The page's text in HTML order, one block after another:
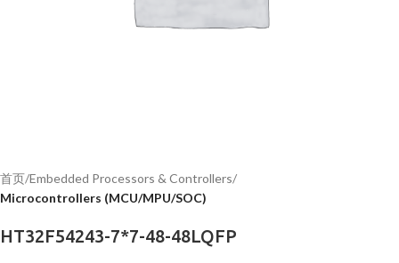
首页 Embedded Processors & Controllers
Microcontrollers (MCU/MPU/SOC)
HT32F54243-7*7-48-48LQFP